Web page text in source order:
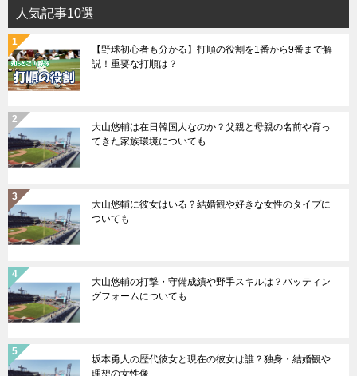
人気記事10選
【野球初心者も分かる】打順の役割を1番から9番まで解
説！重要な打順は？
大山悠輔は在日韓国人なのか？父親と母親の名前や育っ
てきた家族環境についても
大山悠輔に彼女はいる？結婚観や好きな女性のタイプに
ついても
大山悠輔の打撃・守備成績や野手スキルは？バッティン
グフォームについても
坂本勇人の歴代彼女と現在の彼女は誰？独身・結婚観や
理想の女性像